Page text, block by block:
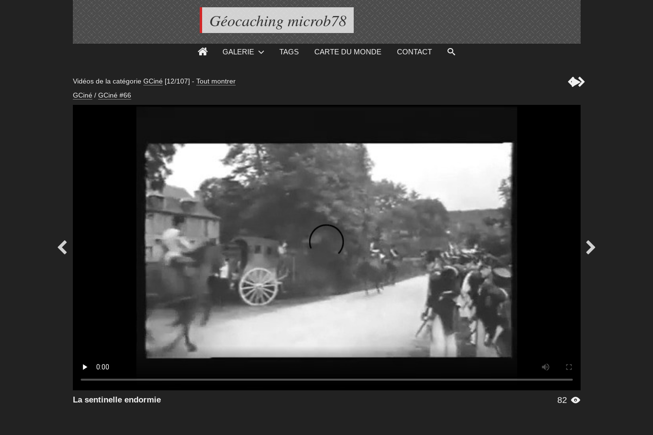
Géocaching microb78
GALERIE TAGS CARTE DU MONDE CONTACT
Vidéos de la catégorie GCiné [12/107] - Tout montrer
GCiné / GCiné #66

 
82 
La sentinelle endormie